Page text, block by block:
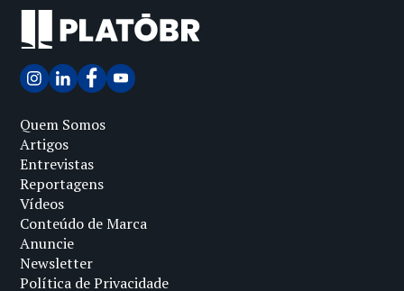
Quem Somos
Artigos
Entrevistas
Reportagens
Vídeos
Conteúdo de Marca
Anuncie
Newsletter
Política de Privacidade